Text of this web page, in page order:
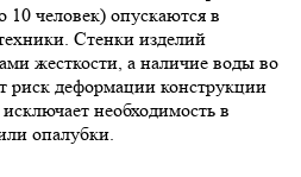
человек) опускаются в
Стенки изделий
жесткости, а наличие воды во
риск деформации конструкции
необходимость в
опалубки.